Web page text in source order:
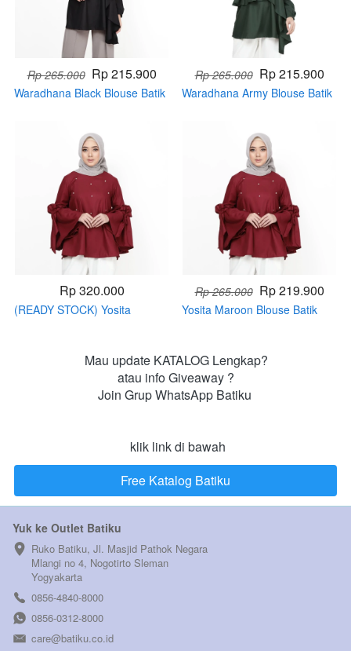
Rp 265.000 Rp 215.900
Waradhana Black Blouse Batik
Rp 265.000 Rp 215.900
Waradhana Army Blouse Batik
Rp 320.000
(READY STOCK) Yosita
Rp 265.000 Rp 219.900
Yosita Maroon Blouse Batik
Mau update KATALOG Lengkap?
atau info Giveaway ?
Join Grup WhatsApp Batiku
klik link di bawah
`Free Katalog Batiku
Yuk ke Outlet Batiku
Ruko Batiku, Jl. Masjid Pathok Negara
Mlangi no 4, Nogotirto Sleman
Yogyakarta
0856-4840-8000
0856-0312-8000
care@batiku.co.id